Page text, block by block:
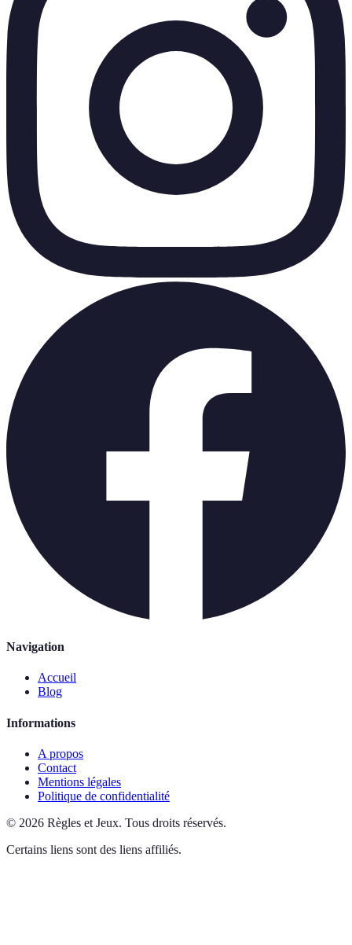
Navigation
Accueil
Blog
Informations
A propos
Contact
Mentions légales
Politique de confidentialité
© 2026 Règles et Jeux. Tous droits réservés.
Certains liens sont des liens affiliés.